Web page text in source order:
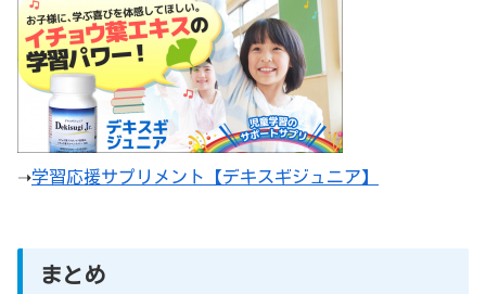
➝学習応援サプリメント【デキスギジュニア】
まとめ